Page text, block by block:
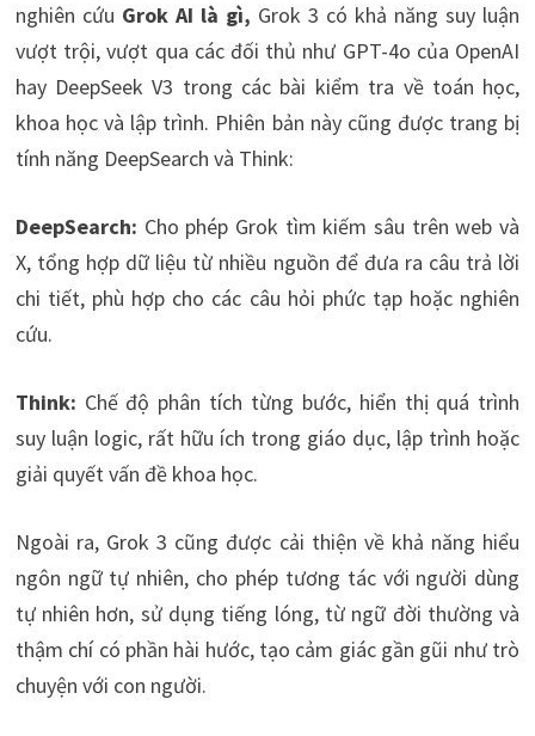
nghiên cứu Grok AI là gì, Grok 3 có khả năng suy luận
vượt trội, vượt qua các đối thủ như GPT-4o của OpenAI
hay DeepSeek V3 trong các bài kiểm tra về toán học,
khoa học và lập trình. Phiên bản này cũng được trang bị
tính năng DeepSearch và Think:
DeepSearch: Cho phép Grok tìm kiếm sâu trên web và
X, tổng hợp dữ liệu từ nhiều nguồn để đưa ra câu trả lời
chi tiết, phù hợp cho các câu hỏi phức tạp hoặc nghiên
cứu.
Think: Chế độ phân tích từng bước, hiển thị quá trình
suy luận logic, rất hữu ích trong giáo dục, lập trình hoặc
giải quyết vấn đề khoa học.
Ngoài ra, Grok 3 cũng được cải thiện về khả năng hiểu
ngôn ngữ tự nhiên, cho phép tương tác với người dùng
tự nhiên hơn, sử dụng tiếng lóng, từ ngữ đời thường và
thậm chí có phần hài hước, tạo cảm giác gần gũi như trò
chuyện với con người.